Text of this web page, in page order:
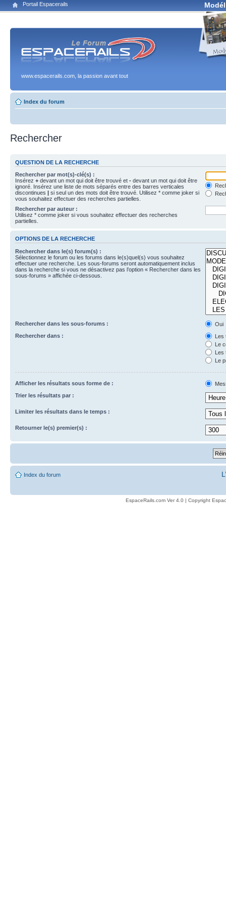
Portail Espacerails
www.espacerails.com, la passion avant tout
Index du forum
Rechercher
QUESTION DE LA RECHERCHE
Rechercher par mot(s)-clé(s) :
Insérez + devant un mot qui doit être trouvé et - devant un mot qui doit être
ignoré. Insérez une liste de mots séparés entre des barres verticales
discontinues | si seul un des mots doit être trouvé. Utilisez * comme joker si
vous souhaitez effectuer des recherches partielles.
Rechercher par auteur :
Utilisez * comme joker si vous souhaitez effectuer des recherches
partielles.
OPTIONS DE LA RECHERCHE
Rechercher dans le(s) forum(s) :
Sélectionnez le forum ou les forums dans le(s)quel(s) vous souhaitez
effectuer une recherche. Les sous-forums seront automatiquement inclus
dans la recherche si vous ne désactivez pas l’option « Rechercher dans les
sous-forums » affichée ci-dessous.
Rechercher dans les sous-forums :
Oui
Rechercher dans :
Les
Le
Les
Le
Afficher les résultats sous forme de :
Trier les résultats par :
Limiter les résultats dans le temps :
Retourner le(s) premier(s) :
Index du forum
EspaceRails.com Ver 4.0 | Copyright